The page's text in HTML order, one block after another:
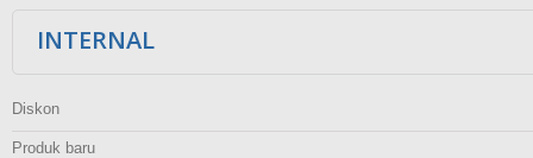
INTERNAL
Diskon
Produk baru